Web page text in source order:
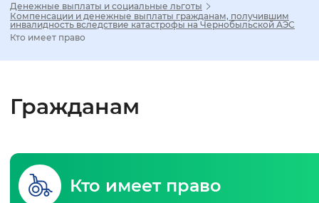
Настройка режима отображения
Стандартный
Денежные выплаты и социальные льготы
Компенсации и денежные выплаты гражданам, получившим
инвалидность вследствие катастрофы на Чернобыльской АЭС
Кто имеет право
Гражданам
Кто имеет право